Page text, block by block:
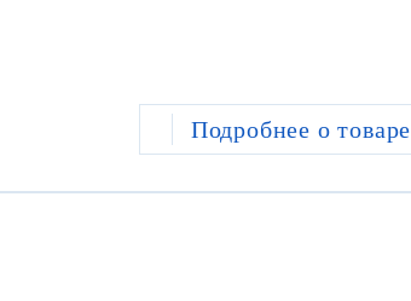
Подробнее о товаре